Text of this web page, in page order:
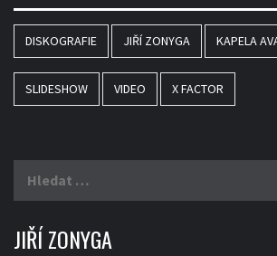
DISKOGRAFIE JIŘÍ ZONYGA KAPELA
SLIDESHOW VIDEO X FACTOR
JIŘÍ ZONYGA